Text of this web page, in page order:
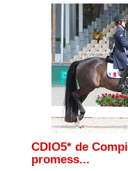
CDIO5* de
promess...